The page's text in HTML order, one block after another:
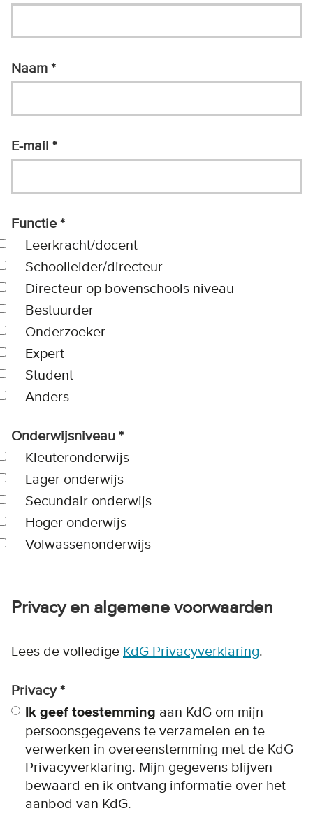
Naam
E-mail
Functie
Leerkracht/docent
Schoolleider/directeur
Directeur op bovenschools niveau
Bestuurder
Onderzoeker
Expert
Student
Anders
Onderwijsniveau
Kleuteronderwijs
Lager onderwijs
Secundair onderwijs
Hoger onderwijs
Volwassenonderwijs
Privacy en algemene voorwaarden
Lees de volledige KdG Privacyverklaring.
Privacy
Ik geef toestemming aan KdG om mijn
persoonsgegevens te verzamelen en te
verwerken in overeenstemming met de KdG
Privacyverklaring. Mijn gegevens blijven
bewaard en ik ontvang informatie over het
aanbod van KdG.